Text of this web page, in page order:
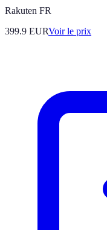
Rakuten FR
399.9 EURVoir le prix